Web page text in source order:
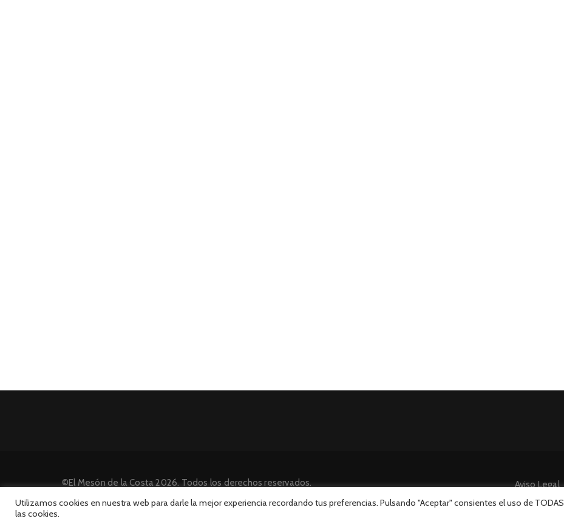
©El Mesón de la Costa 2026. Todos los derechos reservados.
Desarrollado por INFORmedia
Aviso Legal
Utilizamos cookies en nuestra web para darle la mejor experiencia recordando tus preferencias. Pulsando "Aceptar" consientes el uso de TODAS
las cookies.